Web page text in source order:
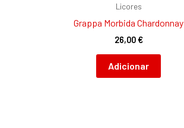
Licores
Grappa Morbida Chardonnay
26,00€
Adicionar